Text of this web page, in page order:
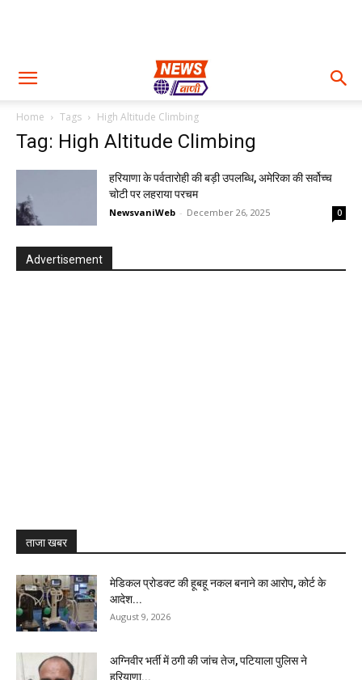
Home Tags High Altitude Climbing
Tag: High Altitude Climbing
हरियाणा के पर्वतारोही की बड़ी उपलब्धि, अमेरिका की सर्वोच्च
चोटी पर लहराया परचम
NewsvaniWeb - December 26, 2025 0
Advertisement
ताजा खबर
मेडिकल प्रोडक्ट की हूबहू नकल बनाने का आरोप, कोर्ट के
आदेश...
August 9, 2026
अग्निवीर भर्ती में ठगी की जांच तेज, पटियाला पुलिस ने
हरियाणा...